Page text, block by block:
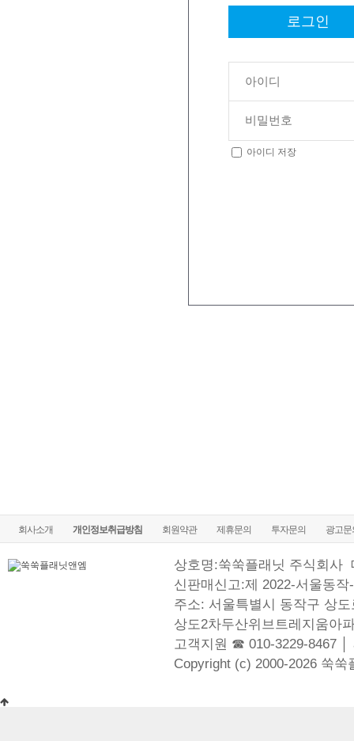
로그인
아이디 저장
회사소개 개인정보취급방침 회원약관 제휴문의 투자문의 광고문
상호명:쑥쑥플래닛 주식회사
신판매신고:제 2022-서울동작
주소: 서울특별시 동작구 상
상도2차두산위브트레지움아
고객지원 ☎ 010-3229-8467 │
Copyright (c) 2000-2026 쑥